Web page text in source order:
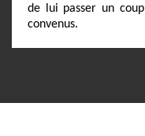
de lui passer un
convenus.